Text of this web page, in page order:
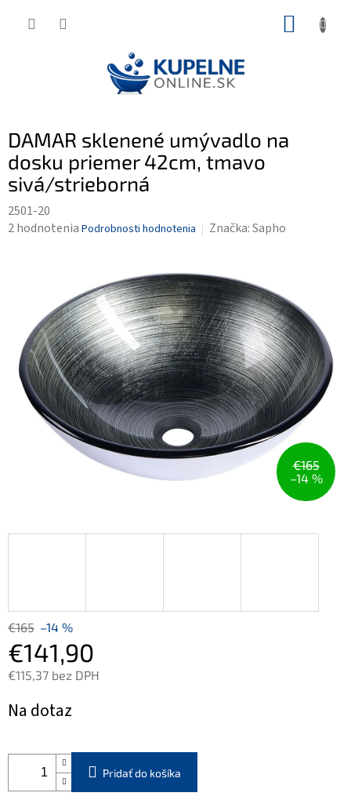
DAMAR sklenené umývadlo na
dosku priemer 42cm, tmavo
sivá/strieborná
2501-20
Priemerné
hviezdičiek.
2 hodnotenia Podrobnosti hodnotenia Značka:Sapho
€165
–14 %
€165 –14 %
€141,90
€115,37 bez DPH
cena:
Na dotaz
Pridať do košíka